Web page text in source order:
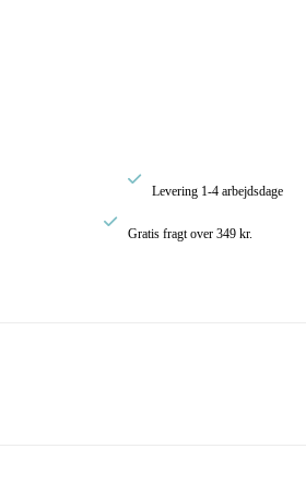

Levering 1-4 arbejdsdage

Gratis fragt over 349 kr.